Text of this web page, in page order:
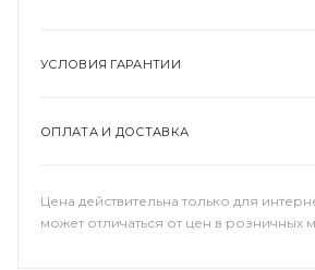
УСЛОВИЯ ГАРАНТИИ
ОПЛАТА И ДОСТАВКА
Цена действительна только для
может отличаться от цен в розничных